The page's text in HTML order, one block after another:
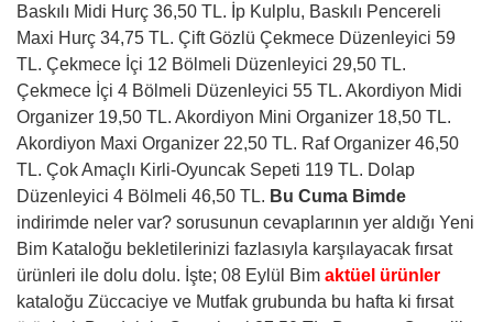
Baskılı Midi Hurç 36,50 TL. İp Kulplu, Baskılı Pencereli
Maxi Hurç 34,75 TL. Çift Gözlü Çekmece Düzenleyici 59
TL. Çekmece İçi 12 Bölmeli Düzenleyici 29,50 TL.
Çekmece İçi 4 Bölmeli Düzenleyici 55 TL. Akordiyon Midi
Organizer 19,50 TL. Akordiyon Mini Organizer 18,50 TL.
Akordiyon Maxi Organizer 22,50 TL. Raf Organizer 46,50
TL. Çok Amaçlı Kirli-Oyuncak Sepeti 119 TL. Dolap
Düzenleyici 4 Bölmeli 46,50 TL. Bu Cuma Bimde
indirimde neler var? sorusunun cevaplarının yer aldığı Yeni
Bim Kataloğu bekletilerinizi fazlasıyla karşılayacak fırsat
ürünleri ile dolu dolu. İşte; 08 Eylül Bim aktüel ürünler
kataloğu Züccaciye ve Mutfak grubunda bu hafta ki fırsat